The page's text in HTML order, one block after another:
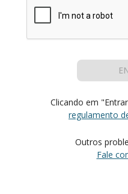
Clicando em
regulamento
Outros
Fale